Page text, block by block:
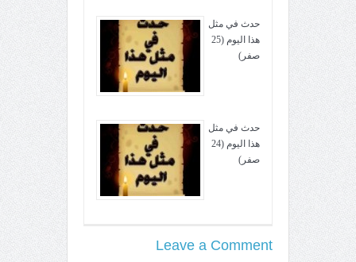
حدث في مثل
هذا اليوم (25
صفر)
حدث في مثل
هذا اليوم (24
صفر)
Leave a Comment